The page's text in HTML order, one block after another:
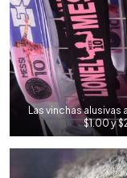
Las vinchas
$1.00 y